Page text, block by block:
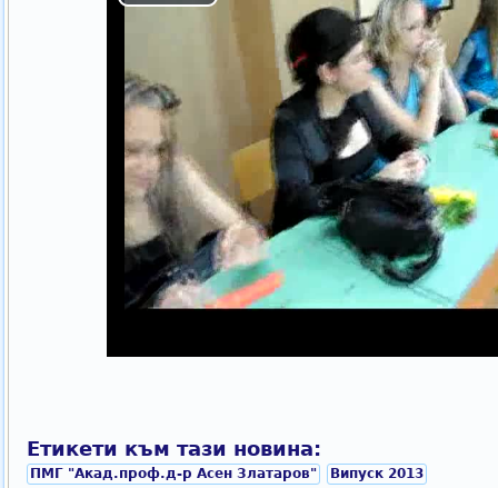
Етикети към тази новина:
ПМГ "Акад.проф.д-р Асен Златаров" Випуск 2013